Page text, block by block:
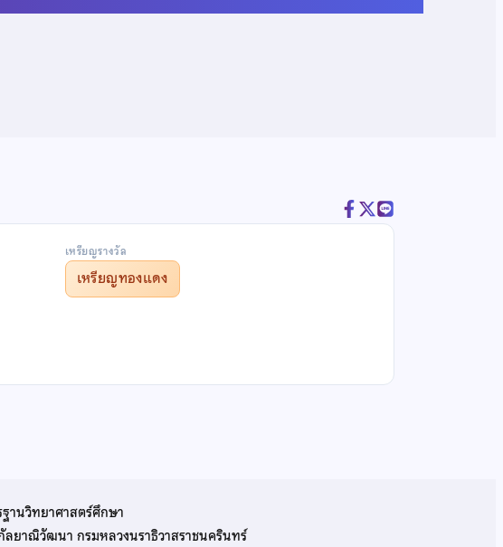
เหรียญรางวัล
เหรียญทองแดง
านวิทยาศาสตร์ศึกษา
ลยาณิวัฒนา กรมหลวงนราธิวาสราชนครินทร์